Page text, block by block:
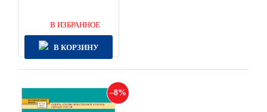
В ИЗБРАННОЕ
В КОРЗИНУ
8